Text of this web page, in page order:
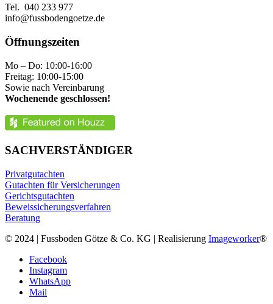
Tel. 040 233 977
info@fussbodengoetze.de
Öffnungszeiten
Mo – Do: 10:00-16:00
Freitag: 10:00-15:00
Sowie nach Vereinbarung
Wochenende geschlossen!
SACHVERSTÄNDIGER
Privatgutachten
Gutachten für Versicherungen
Gerichtsgutachten
Beweissicherungsverfahren
Beratung
© 2024 | Fussboden Götze & Co. KG | Realisierung Imageworker®
Facebook
Instagram
WhatsApp
Mail